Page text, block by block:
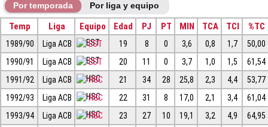
Por temporada Por liga y equipo
Temp Liga Equipo Edad PJ PT MIN TCA TCI %TC
1989/90 Liga ACB EST 19 8 0 3,6 0,8 1,7
50,00
1990/91
Liga ACB EST 20 11 0 3,7 1,0 1,5
61,54
1991/92
Liga ACB HSC 21 34 28 25,8 2,3 4,4
53,77
1992/93
Liga ACB HSC 22 31 8 17,0 2,1 3,4
61,04
1993/94
Liga ACB HSC 23 27 10 19,1 3,2 4,9 64,95